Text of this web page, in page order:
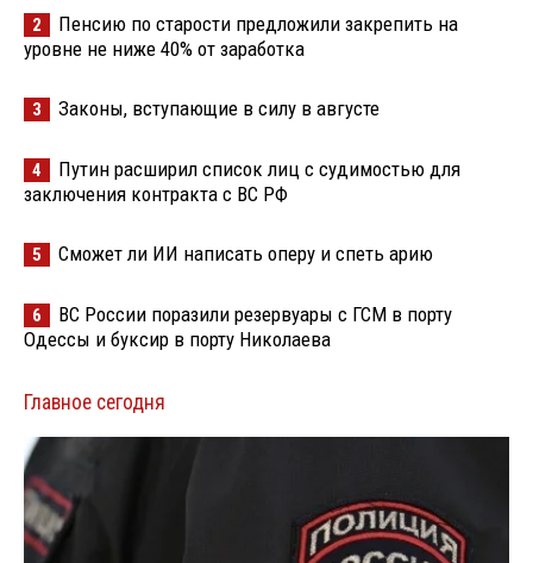
2
Пенсию по старости предложили закрепить на
уровне не ниже 40% от заработка
3 Законы, вступающие в силу в августе
4
Путин расширил список лиц с судимостью для
заключения контракта с ВС РФ
5 Сможет ли ИИ написать оперу и спеть арию
6
ВС России поразили резервуары с ГСМ в порту
Одессы и буксир в порту Николаева
Главное сегодня